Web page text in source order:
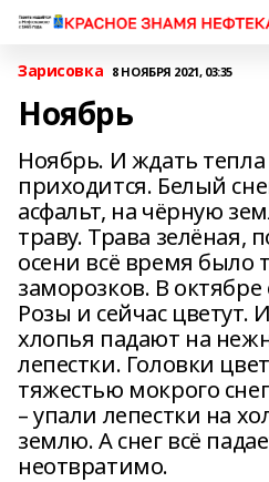
Зарисовка 8 НОЯБРЯ 2021, 03:35
Ноябрь
Ноябрь. И ждать
приходится. Белый
асфальт, на чёрную
траву. Трава зелёная,
осени всё время было
заморозков. В
Розы и сейчас
хлопья падают на
лепестки. Головки
тяжестью мокрого
– упали лепестки на
землю. А снег всё
неотвратимо.